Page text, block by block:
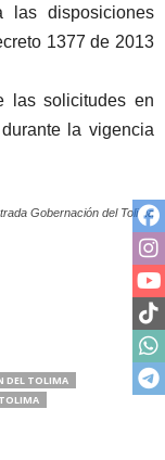
las disposiciones
1377 de 2013
las solicitudes en
la vigencia
Gobernación del Tolima
DEL TOLIMA
TOLIMA